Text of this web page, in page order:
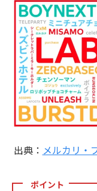
出典： メルカリ・
ポイント